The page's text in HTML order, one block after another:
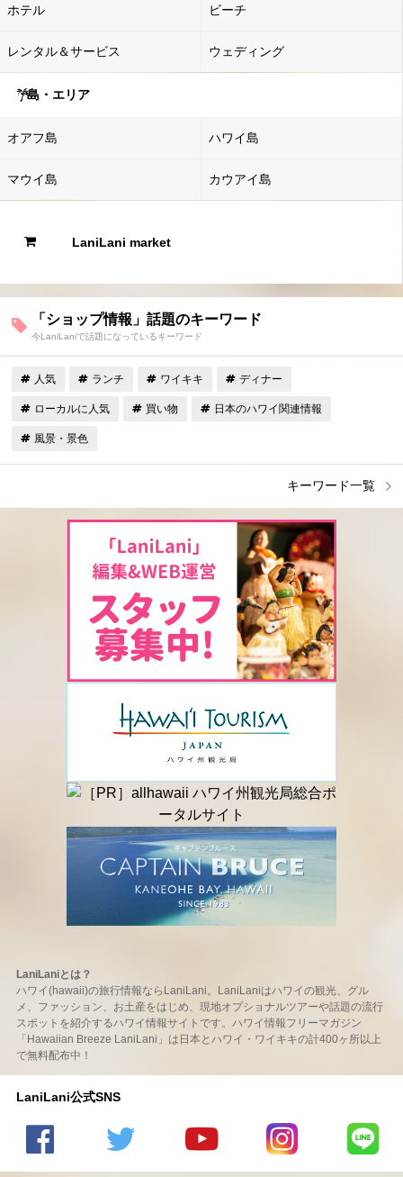
ホテル ビーチ
レンタル＆サービス ウェディング
島・エリア
オアフ島 ハワイ島
マウイ島 カウアイ島
LaniLani market
「ショップ情報」話題のキーワード
今LaniLaniで話題になっているキーワード
人気 ランチ ワイキキ ディナー
ローカルに人気 買い物 日本のハワイ関連情報
風景・景色
キーワード一覧
LaniLaniとは？
ハワイ(hawaii)の旅行情報ならLaniLani。LaniLaniはハワイの観光、グル
メ、ファッション、お土産をはじめ、現地オプショナルツアーや話題の流行
スポットを紹介するハワイ情報サイトです。ハワイ情報フリーマガジン
「Hawaiian Breeze LaniLani」は日本とハワイ・ワイキキの計400ヶ所以上
で無料配布中！
LaniLani公式SNS
LaniLani LaniLani